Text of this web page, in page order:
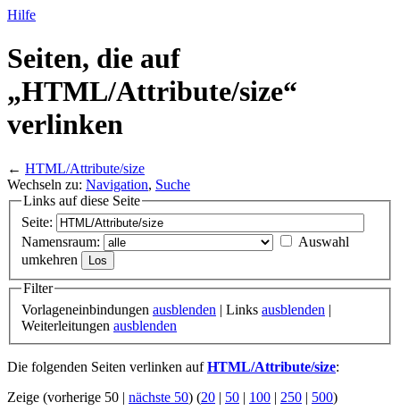
Hilfe
Seiten, die auf
„HTML/Attribute/size“
verlinken
← HTML/Attribute/size
Wechseln zu: Navigation, Suche
Links auf diese Seite
Seite:
Namensraum:
Auswahl
umkehren
Filter
Vorlageneinbindungen ausblenden | Links ausblenden |
Weiterleitungen ausblenden
Die folgenden Seiten verlinken aufHTML/Attribute/size:
Zeige (vorherige 50 | nächste 50) (20 | 50 | 100 | 250 | 500)